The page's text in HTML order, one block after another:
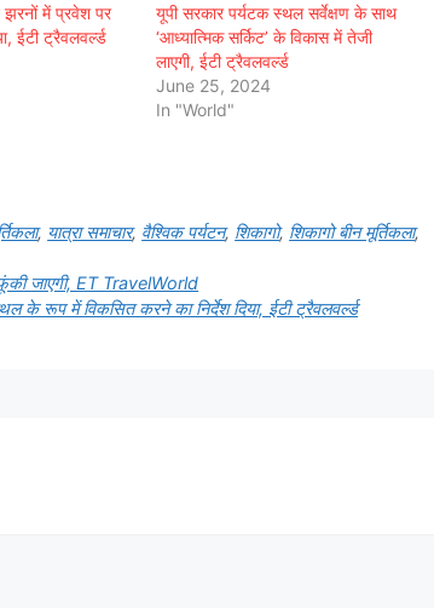
झरनों में प्रवेश पर
ईटी ट्रैवलवर्ल्ड
यूपी सरकार पर्यटक स्थल सर्वेक्षण के साथ
‘आध्यात्मिक सर्किट’ के विकास में तेजी
लाएगी, ईटी ट्रैवलवर्ल्ड
June 25, 2024
In "World"
, यात्रा समाचार, वैश्विक पर्यटन, शिकागो, शिकागो बीन मूर्तिकला,
फूंकी जाएगी, ET TravelWorld
के रूप में विकसित करने का निर्देश दिया, ईटी ट्रैवलवर्ल्ड